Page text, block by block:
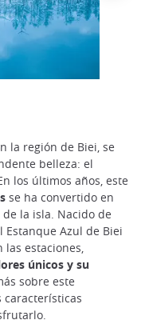
la región de Biei, se
belleza: el
los últimos años, este
se ha convertido en
la isla. Nacido de
Estanque Azul de Biei
las estaciones,
únicos y su
sobre este
características